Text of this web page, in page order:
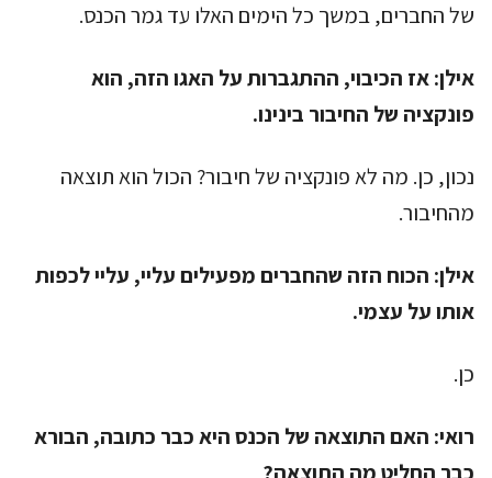
של החברים, במשך כל הימים האלו עד גמר הכנס.
אילן:אז הכיבוי, ההתגברות על האגו הזה, הוא
פונקציה של החיבור בינינו.
נכון, כן. מה לא פונקציה של חיבור? הכול הוא תוצאה
מהחיבור.
אילן: הכוח הזה שהחברים מפעילים עליי, עליי לכפות
אותו על עצמי.
כן.
רואי: האם התוצאה של הכנס היא כבר כתובה, הבורא